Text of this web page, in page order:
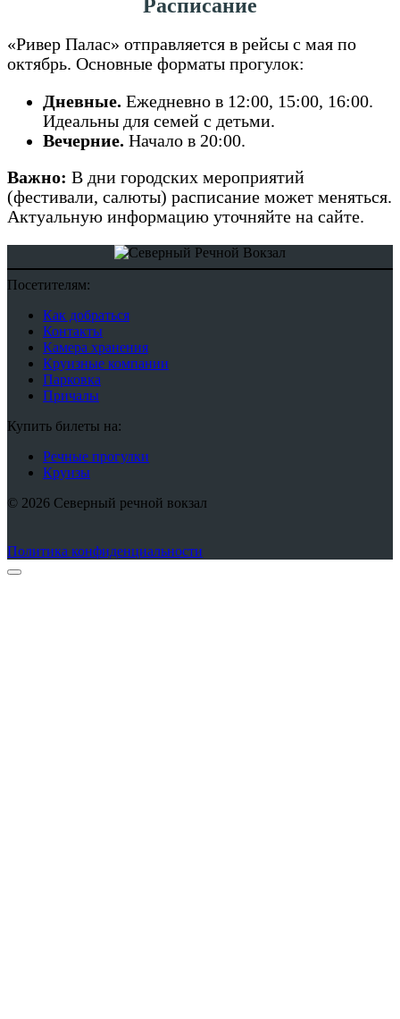
Расписание
«Ривер Палас» отправляется в рейсы с мая по
октябрь. Основные форматы прогулок:
Дневные. Ежедневно в 12:00, 15:00, 16:00.
Идеальны для семей с детьми.
Вечерние. Начало в 20:00.
Важно: В дни городских мероприятий
(фестивали, салюты) расписание может меняться.
Актуальную информацию уточняйте на сайте.
Посетителям:
Как добраться
Контакты
Камера хранения
Круизные компании
Парковка
Причалы
Купить билеты на:
Речные прогулки
Круизы
© 2026 Северный речной вокзал
Политика конфиденциальности